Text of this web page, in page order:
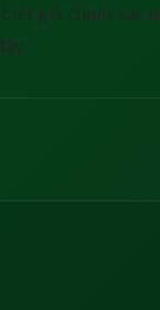
giá chính xác